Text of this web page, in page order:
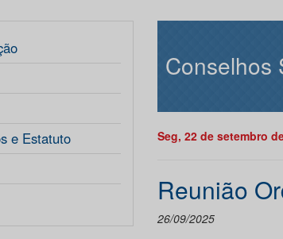
e Estatuto
Conselhos
Seg, 22 de setembro
Reunião
26/09/2025